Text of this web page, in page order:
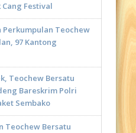
Cang Festival
Perkumpulan Teochew
97 Kantong
Teochew Bersatu
Bareskrim Polri
Sembako
Teochew Bersatu